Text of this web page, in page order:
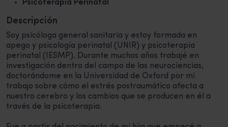
Psicoterapia Perinatal
Descripción
Soy psicóloga general sanitaria y estoy formada en
apego y psicología perinatal (UNIR) y psicoterapia
perinatal (IESMP). Durante muchos años trabajé en
investigación dentro del campo de las neurociencias,
doctorándome en la Universidad de Oxford por mi
trabajo sobre cómo el estrés postraumático afecta a
nuestro cerebro y los cambios que se producen en él a
través de la psicoterapia.